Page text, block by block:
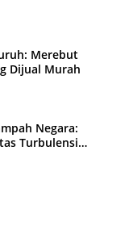
Merebut
Dijual Murah
Negara:
Turbulensi